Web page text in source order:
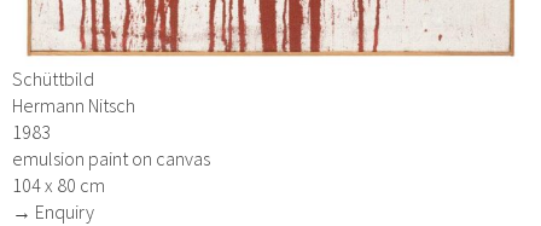
Schüttbild
Hermann Nitsch
1983
emulsion paint on canvas
104 x 80 cm
→ Enquiry